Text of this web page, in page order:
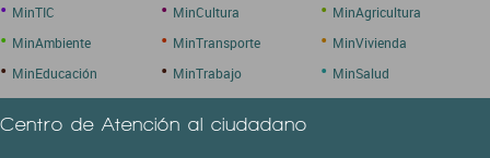
• MinTIC • MinCultura • MinAgricultura
• MinAmbiente • MinTransporte • MinVivienda
• MinEducación • MinTrabajo • MinSalud
Centro de Atención al ciudadano